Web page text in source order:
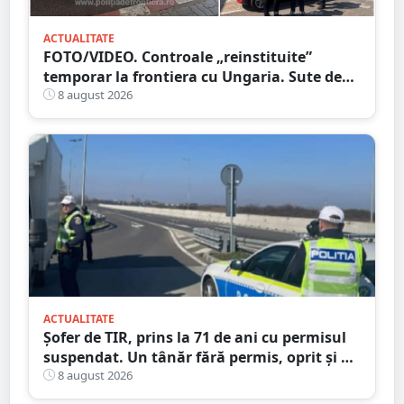
ACTUALITATE
FOTO/VIDEO. Controale „reinstituite”
temporar la frontiera cu Ungaria. Sute de
persoane și mașini, verificate în județul
Satu Mare
8 august 2026
ACTUALITATE
Șofer de TIR, prins la 71 de ani cu permisul
suspendat. Un tânăr fără permis, oprit și el
la Petea
8 august 2026